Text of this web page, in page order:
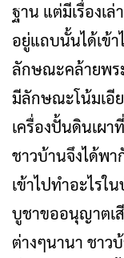
ฐาน แต่มีเรื่องเ
อยู่แถบนั้นได้เข้
ลักษณะคล้ายพร
มีลักษณะโน้มเอี
เครื่องปั้นดินเผ
ชาวบ้านจึงได้พ
เข้าไปทำอะไรใ
บูชาขออนุญาตเ
ต่างๆนานา ชาว